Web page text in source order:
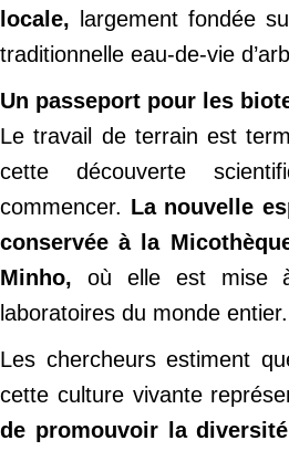
locale,
largement fondée
traditionnelle eau-de-vie
Un passeport pour les
Le travail de terrain est
cette découverte
commencer. La nouvelle
conservée à la
Minho, où elle est mise
laboratoires du monde entier.
Les chercheurs estiment
cette culture vivante
de promouvoir la